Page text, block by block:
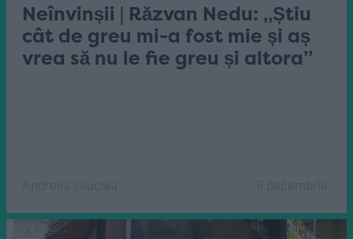
Neînvinșii | Răzvan Nedu: „Știu
cât de greu mi-a fost mie și aș
vrea să nu le fie greu și altora”